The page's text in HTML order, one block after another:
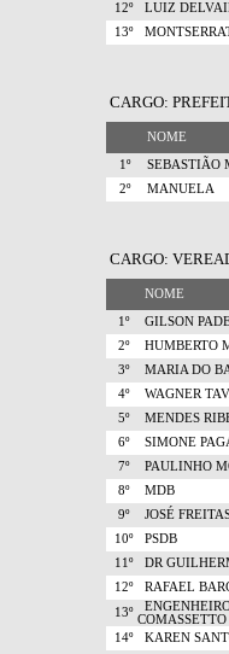
12º
LUIZ
13º
CARGO:
NOME
1º SEBASTIÃO
2º
MANUELA
CARGO:
NOME
1º GILSON
2º
HUMBERTO
3º
MARIA DO
4º
WAGNER
5º
MENDES
6º
SIMONE
7º
PAULINHO
8º
MDB
9º
JOSÉ
10º
PSDB
11º
DR
12º
RAFAEL
13º
COMASSETTO
14º
KAREN